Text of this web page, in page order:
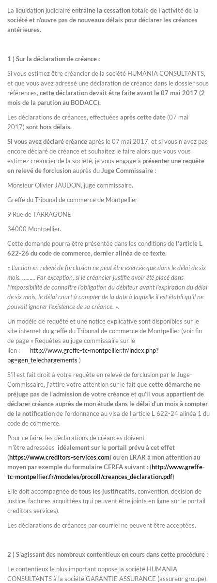
La liquidation judiciaireentraine la cessation totale de l’activité de la
société et n’ouvre pas de nouveaux délais pour déclarer les créances
antérieures.
1 ) Sur la déclaration de créance :
Si vous estimez être créancier de la société HUMANIA CONSULTANTS,
et que vous avez adressé une déclaration de créance dans le dossier sous
références, cette déclaration devait être faite avant le 07 mai 2017 (2
mois de la parution au BODACC).
Les déclarations de créances, effectuées après cette date (07 mai
2017) sont hors délais.
Si vous avez déclaré créanceaprès le 07 mai 2017, et si vous n’avez pas
encore déclaré de créance et souhaitez le faire alors que vous vous
estimez créancier de la société, je vous engage à présenter une requête
en relevé de forclusionauprès du Juge Commissaire :
Monsieur Olivier JAUDON, juge commissaire.
Greffe du Tribunal de commerce de Montpellier
9 Rue de TARRAGONE
34000 Montpellier.
Cette demande pourra être présentée dans les conditions de l’article L
622-26 du code de commerce, dernier alinéa de ce texte.
« L’action en relevé de forclusion ne peut être exercée que dans le délai de six
mois. ……… Par exception, si le créancier justifie avoir été placé dans
l’impossibilité de connaître l’obligation du débiteur avant l’expiration du délai
de six mois, le délai court à compter de la date à laquelle il est établi qu’il ne
pouvait ignorer l’existence de sa créance. ».
Un modèle de requête et une notice explicative sont disponibles sur le
site internet du greffe du Tribunal de commerce de Montpellier (voir fin
de page « Requêtes au juge commissaire sur le
lien : http://www.greffe-tc-montpellier.fr/index.php?
pg=gen_telechargements )
S’il est fait droit à votre requête en relevé de forclusion par le Juge-
Commissaire, j’attire votre attention sur le fait quecette démarche ne
préjuge pas de l’admission de votre créanceetqu’il vous appartient de
déclarer créance auprès de mon étude dans le délai d’un mois à compter
de la notificationde l’ordonnance au visa de l’article L 622-24 alinéa 1 du
code de commerce.
Pour ce faire, les déclarations de créances doivent
m’être adressées idéalement sur le portail prévu à cet effet
(https://www.creditors-services.com) ou en LRAR à mon attention au
moyen par exemple du formulaire CERFA suivant : (http://www.greffe-
tc-montpellier.fr/modeles/procoll/creances_declaration.pdf)
Elle doit accompagnée detous les justificatifs, convention, décision de
justice, factures acquittées (qui peuvent être joints en ligne sur le portail
creditors services).
Les déclarations de créances par courriel ne peuvent être acceptées.
2 ) S’agissant des nombreux contentieux en cours dans cette procédure :
Le contentieux le plus important oppose la société HUMANIA
CONSULTANTS à la société GARANTIE ASSURANCE (assureur groupe),